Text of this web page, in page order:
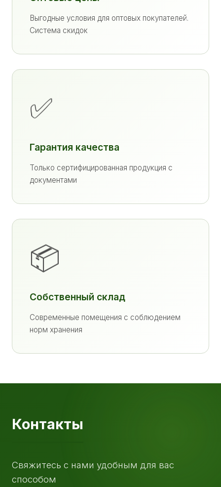
Выгодные условия для оптовых покупателей.
Система скидок
✅
Гарантия качества
Только сертифицированная продукция с
документами
📦
Собственный склад
Современные помещения с соблюдением
норм хранения
Контакты
Свяжитесь с нами удобным для вас
способом